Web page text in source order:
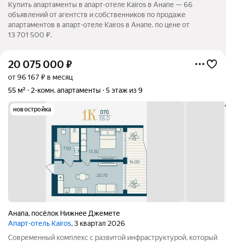
Купить апартаменты в апарт-отеле Kairos в Анапе — 66
объявлений от агентств и собственников по продаже
апартаментов в апарт-отеле Kairos в Анапе. по цене от
13 701 500 ₽.
20 075 000 ₽
от 96 167 ₽ в месяц
55 м²
2-комн. апартаменты 5 этаж из 9
новостройка
Анапа, посёлок Нижнее Джемете
Апарт-отель Kairos, 3 квартал 2026
Современный комплекс с развитой инфраструктурой, который